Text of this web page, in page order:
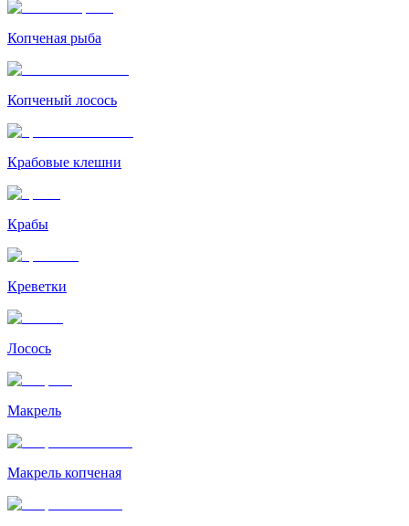
Копченая рыба
Копченый лосось
Крабовые клешни
Крабы
Креветки
Лосось
Макрель
Макрель копченая